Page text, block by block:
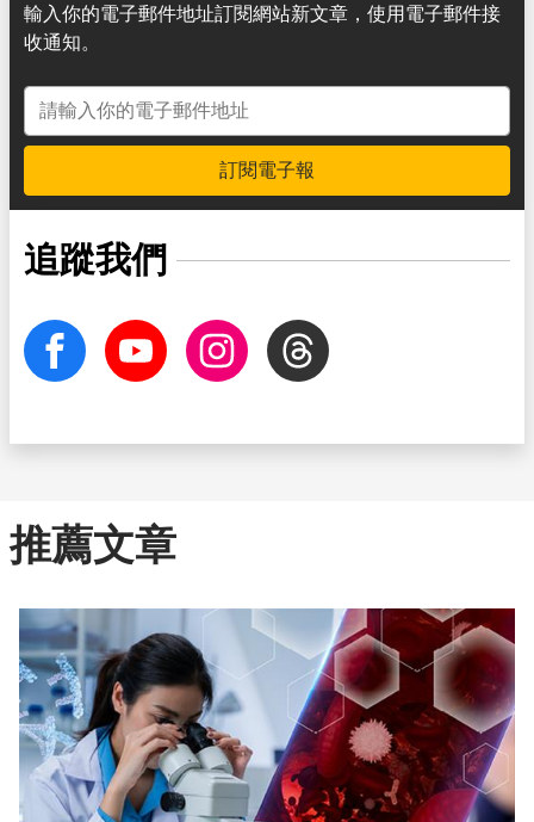
輸入你的電子郵件地址訂閱網站新文章，使用電子郵件接
收通知。
電子郵件地址
訂閱電子報
追蹤我們
facebook Youtube InstagramThreads
推薦文章